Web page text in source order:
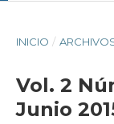
INICIO /
Vol. 2
Junio